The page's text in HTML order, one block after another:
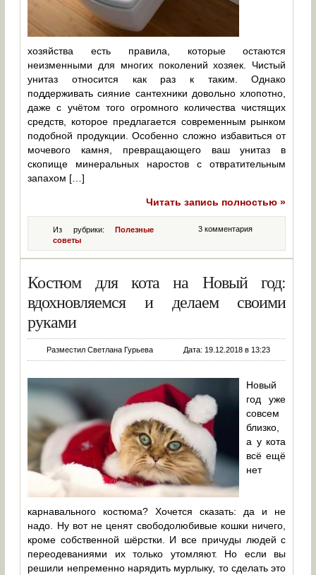
хозяйства есть правила, которые остаются
неизменными для многих поколений хозяек. Чистый
унитаз относится как раз к таким. Однако
поддерживать сияние сантехники довольно хлопотно,
даже с учётом того огромного количества чистящих
средств, которое предлагается современным рынком
подобной продукции. Особенно сложно избавиться от
мочевого камня, превращающего ваш унитаз в
скопище минеральных наростов с отвратительным
запахом […]
Читать запись полностью »
3 комментария
Из рубрики:Полезные
советы
Костюм для кота на Новый год:
вдохновляемся и делаем своими
руками
Разместил Светлана Гурьева Дата: 19.12.2018 в 13:23
Новый
год уже
совсем
близко,
а у кота
всё ещё
нет
карнавального костюма? Хочется сказать: да и не
надо. Ну вот не ценят свободолюбивые кошки ничего,
кроме собственной шёрстки. И все причуды людей с
переодеваниями их только утомляют. Но если вы
решили непременно нарядить мурлыку, то сделать это